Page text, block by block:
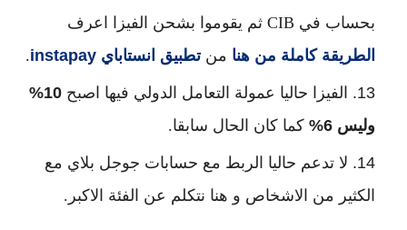
بحساب في CIB ثم يقوموا بشحن الفيزا اعرف
الطريقة كاملة من هنا منتطبيق انستاباي instapay
.
الفيزا حاليا عمولة التعامل الدولي فيها اصبح
10%
وليس 6%
كما كان الحال سابقا.
لا تدعم حاليا الربط مع حسابات جوجل بلاي مع
الكثير من الاشخاص و هنا نتكلم عن الفئة الاكبر.